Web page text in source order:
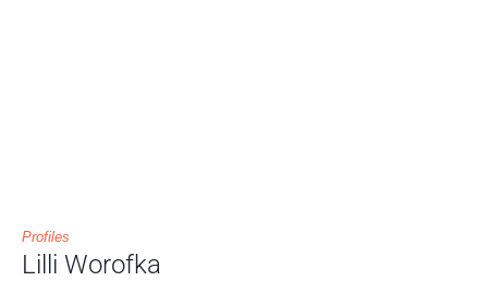
Profiles
Lilli Worofka